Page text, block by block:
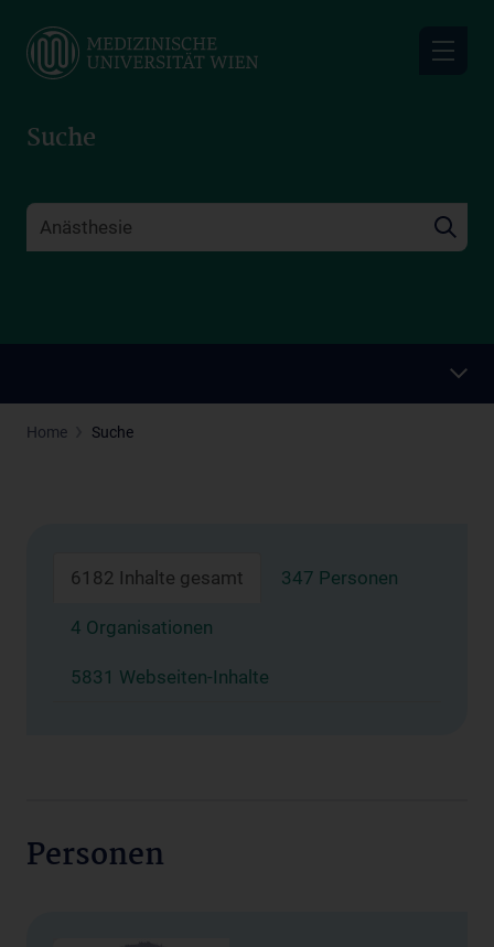
main
Suche
Home Suche
6182 Inhalte gesamt 347 Personen
4 Organisationen
5831 Webseiten-Inhalte
Personen